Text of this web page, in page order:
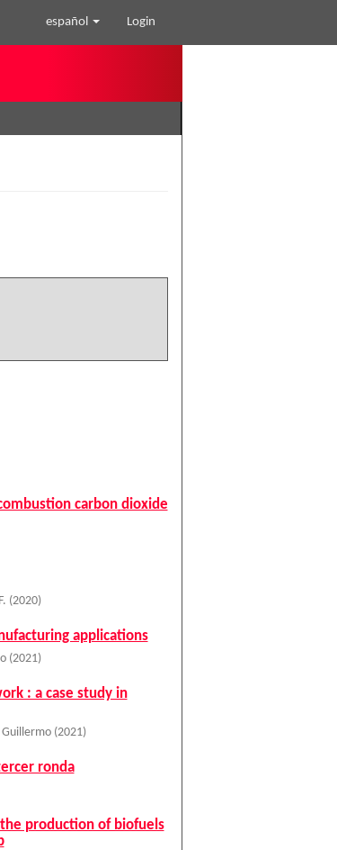
español Login
carbon dioxide
(2020)
applications
(2021)
: a case study in
Guillermo (2021)
ronda
production of biofuels